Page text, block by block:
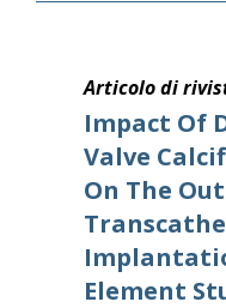
Articolo di
Impact Of
Valve
On The
Element